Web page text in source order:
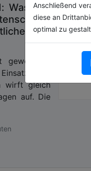
Anschließend
diese an
optimal zu
Was der
IT-
von
wirft gleich
auf. Die